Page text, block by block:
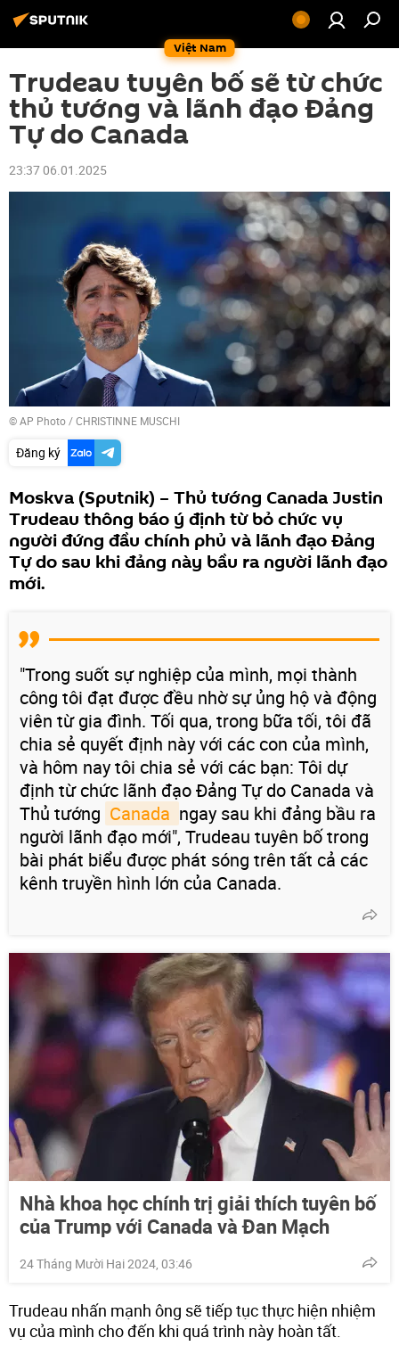
Việt Nam
Trudeau tuyên bố sẽ từ chức
thủ tướng và lãnh đạo Đảng
Tự do Canada
23:37 06.01.2025
© AP Photo / CHRISTINNE MUSCHI
Đăng ký
Moskva (Sputnik) – Thủ tướng Canada Justin
Trudeau thông báo ý định từ bỏ chức vụ
người đứng đầu chính phủ và lãnh đạo Đảng
Tự do sau khi đảng này bầu ra người lãnh đạo
mới.
"Trong suốt sự nghiệp của mình, mọi thành
công tôi đạt được đều nhờ sự ủng hộ và động
viên từ gia đình. Tối qua, trong bữa tối, tôi đã
chia sẻ quyết định này với các con của mình,
và hôm nay tôi chia sẻ với các bạn: Tôi dự
định từ chức lãnh đạo Đảng Tự do Canada và
Thủ tướng Canada ngay sau khi đảng bầu ra
người lãnh đạo mới", Trudeau tuyên bố trong
bài phát biểu được phát sóng trên tất cả các
kênh truyền hình lớn của Canada.
Nhà khoa học chính trị giải thích tuyên bố
của Trump với Canada và Đan Mạch
24 Tháng Mười Hai 2024, 03:46
Trudeau nhấn mạnh ông sẽ tiếp tục thực hiện nhiệm
vụ của mình cho đến khi quá trình này hoàn tất.